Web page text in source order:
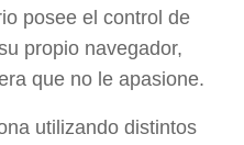
posee el control de
propio navegador,
que no le apasione.
utilizando distintos